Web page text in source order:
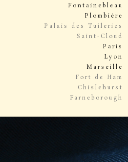
Fontainebleau
Plombière
Palais des Tuileries
Saint-Cloud
Paris
Lyon
Marseille
Fort de Ham
Chislehurst
Farneborough